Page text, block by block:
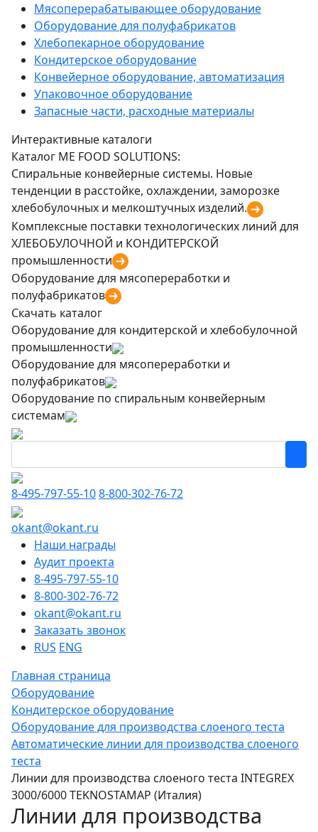
Мясоперерабатывающее оборудование
Оборудование для полуфабрикатов
Хлебопекарное оборудование
Кондитерское оборудование
Конвейерное оборудование, автоматизация
Упаковочное оборудование
Запасные части, расходные материалы
Интерактивные каталоги
Каталог ME FOOD SOLUTIONS:
Спиральные конвейерные системы. Новые
тенденции в расстойке, охлаждении, заморозке
хлебобулочных и мелкоштучных изделий.
Комплексные поставки технологических линий для
ХЛЕБОБУЛОЧНОЙ и КОНДИТЕРСКОЙ
промышленности
Оборудование для мясопереработки и
полуфабрикатов
Скачать каталог
Оборудование для кондитерской и хлебобулочной
промышленности
Оборудование для мясопереработки и
полуфабрикатов
Оборудование по спиральным конвейерным
системам
8-495-797-55-108-800-302-76-72
okant@okant.ru
Наши награды
Аудит проекта
8-495-797-55-10
8-800-302-76-72
okant@okant.ru
Заказать звонок
RUS ENG
Главная страница
Оборудование
Кондитерское оборудование
Оборудование для производства слоеного теста
Автоматические линии для производства слоеного
теста
Линии для производства слоеного теста INTEGREX
3000/6000 TEKNOSTAMAP (Италия)
Линии для производства